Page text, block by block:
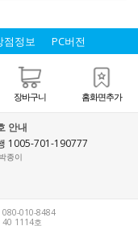
점정보 PC버전
장바구니 홈화면추가
안내
1005-701-190777
종이
080-010-8484
40 1114호